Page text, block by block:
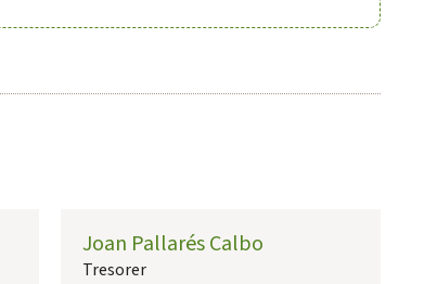
Joan Pallarés Calbo
Tresorer